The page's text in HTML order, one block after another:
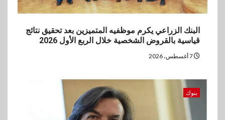
البنك الزراعي يكرم موظفيه المتميزين بعد تحقيق نتائج
قياسية بالقروض الشخصية خلال الربع الأول 2026
بنوك